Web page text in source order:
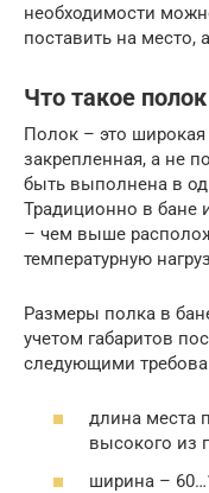
необходимости
поставить на место,
Что такое
Полок – это
закрепленная, а не
быть выполнена в
Традиционно в бане
– чем выше
температурную
Размеры полка в
учетом габаритов
следующими
длина места
высокого из
ширина –